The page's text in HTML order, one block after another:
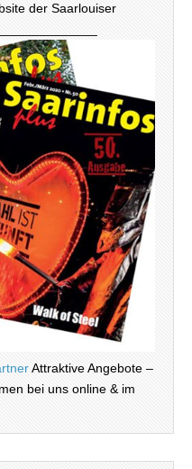
der Saarlouiser
Attraktive Angebote –
bei uns online & im